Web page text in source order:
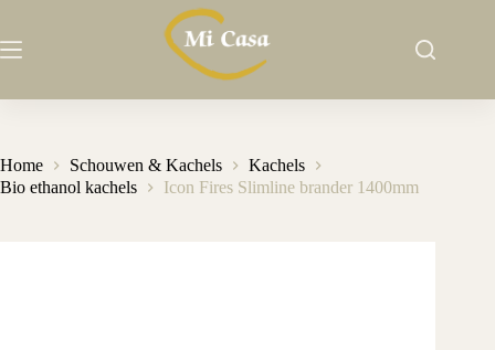
de
Home Schouwen & Kachels
Kachels
Bio ethanol kachels
Icon Fires Slimline brander 1400mm